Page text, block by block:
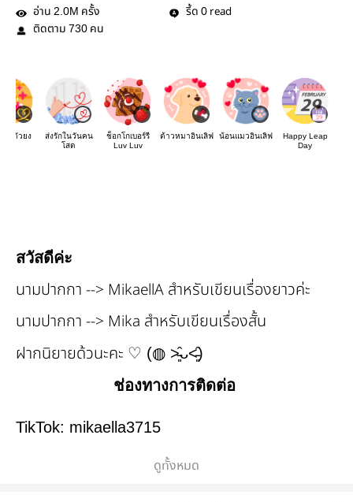
อ่าน 2.0M ครั้ง รี้ด 0 read
ติดตาม 730 คน
านตัวยง
ส่งรักในวันคน
โสด
ช็อกโกเบอร์รี
Luv Luv
ต้าวหมาอินเลิฟ น้อนแมวอินเลิฟ
Happy Leap
Day
สวัสดีค่ะ
นามปากกา --> MikaellA สำหรับเขียนเรื่องยาวค่ะ
นามปากกา --> Mika สำหรับเขียนเรื่องสั้น
ฝากนิยายด้วนะคะ ♡ (◍ ˃̵͈̑ᴗ˂̵͈̑)
ช่องทางการติดต่อ
TikTok: mikaella3715
twitter: @MikaellA1412ดูทั้งหมด